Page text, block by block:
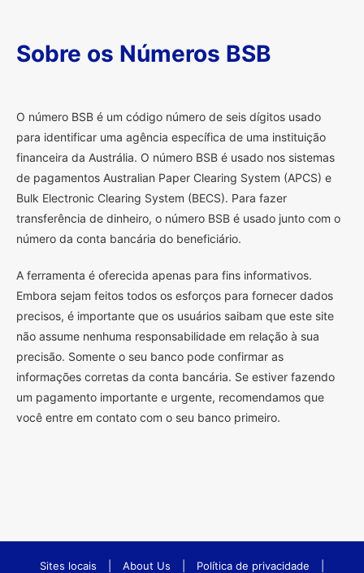
Sobre os Números BSB
O número BSB é um código número de seis dígitos usado
para identificar uma agência específica de uma instituição
financeira da Austrália. O número BSB é usado nos sistemas
de pagamentos Australian Paper Clearing System (APCS) e
Bulk Electronic Clearing System (BECS). Para fazer
transferência de dinheiro, o número BSB é usado junto com o
número da conta bancária do beneficiário.
A ferramenta é oferecida apenas para fins informativos.
Embora sejam feitos todos os esforços para fornecer dados
precisos, é importante que os usuários saibam que este site
não assume nenhuma responsabilidade em relação à sua
precisão. Somente o seu banco pode confirmar as
informações corretas da conta bancária. Se estiver fazendo
um pagamento importante e urgente, recomendamos que
você entre em contato com o seu banco primeiro.
Sites locais About Us Política de privacidade